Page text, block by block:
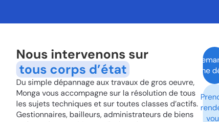
Nous intervenons sur
tous corps d’état
Du simple dépannage aux travaux de gros oeuvre,
Monga vous accompagne sur la résolution de tous
les sujets techniques et sur toutes classes d’actifs.
Gestionnaires, bailleurs, administrateurs de biens
une